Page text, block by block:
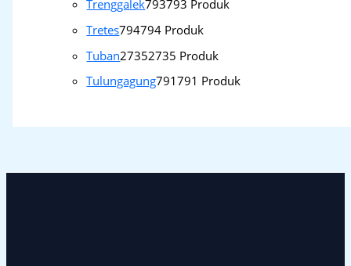
Trenggalek793793 Produk
Tretes794794 Produk
Tuban27352735 Produk
Tulungagung791791 Produk